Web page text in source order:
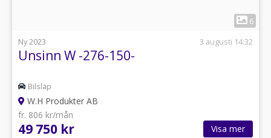
6
Ny 2023
3 augusti 14:32
Unsinn W -276-150-
Bilsläp
W.H Produkter AB
fr. 806 kr/mån
49 750 kr Visa mer